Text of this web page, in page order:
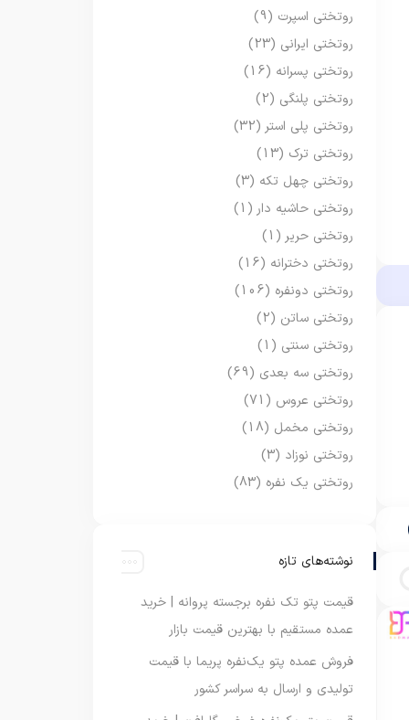
روتختی اسپرت (9)
روتختی ایرانی (23)
روتختی پسرانه (16)
روتختی پلنگی (2)
روتختی پلی استر (32)
روتختی ترک (13)
روتختی چهل تکه (3)
روتختی حاشیه دار (1)
روتختی حریر (1)
روتختی دخترانه (16)
روتختی دونفره (106)
روتختی ساتن (2)
روتختی سنتی (1)
روتختی سه بعدی (69)
روتختی عروس (71)
روتختی مخمل (18)
روتختی نوزاد (3)
روتختی یک نفره (83)
نوشته‌های تازه
قیمت پتو تک نفره برجسته پروانه | خرید
عمده مستقیم با بهترین قیمت بازار
فروش عمده پتو یک‌نفره پریما با قیمت
تولیدی و ارسال به سراسر کشور